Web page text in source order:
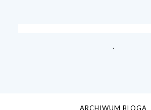
.
ARCHIWUM BLOGA